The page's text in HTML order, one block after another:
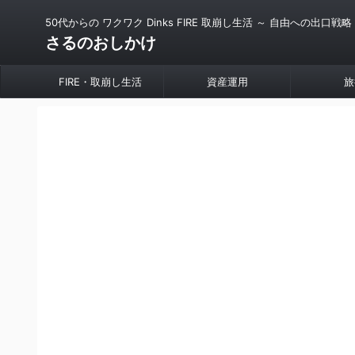
50代からの ワクワク Dinks FIRE 取崩し生活 ～ 自由への出口戦略
さるのおしかけ
FIRE・取崩し生活 資産運用